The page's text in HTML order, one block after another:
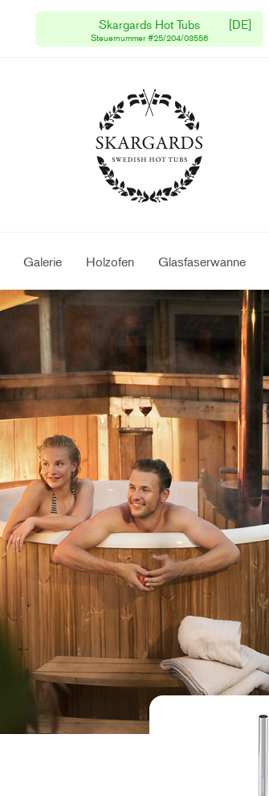
Kostenlose Lieferung
Versand innerhalb 1 Woche
Skargards Hot Tubs [DE]
Steuernummer #25/204/03556
Galerie Holzofen Glasfaserwanne